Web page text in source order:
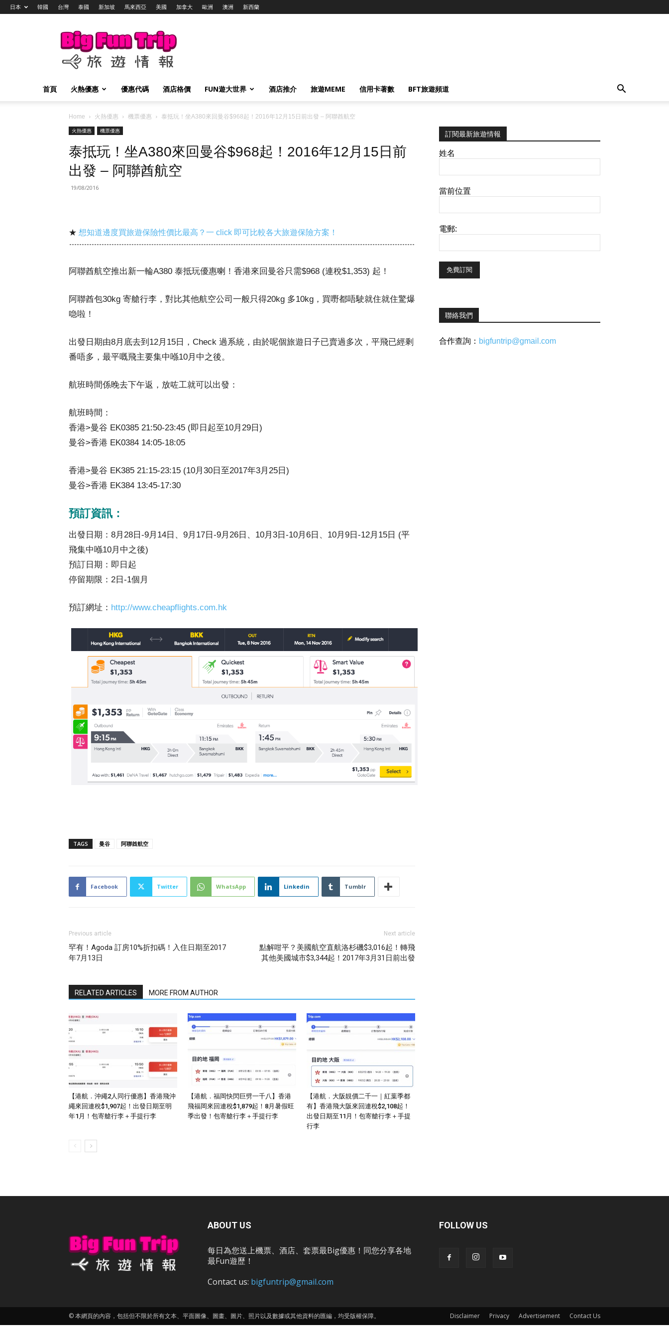
日本 韓國 台灣 泰國 新加坡 馬來西亞 美國 加拿大 歐洲 澳洲 新西蘭
Big
Trip
旅
情
報
首頁 火熱優惠 優惠代碼 酒店格價 FUN遊大世界 酒店推介 旅遊MEME 信用卡著數 BFT旅遊頻道
Home 火熱優惠 機票優惠
泰抵玩！坐A380來回曼谷$968起！2016年12月15日前出發 – 阿聯酋航空
火熱優惠
機票優惠
泰抵玩！坐A380來回曼谷$968起！2016年12月15日前
出發 – 阿聯酋航空
19/08/2016
★ 想知道邊度買旅遊保險性價比最高？一 click 即可比較各大旅遊保險方案！
阿聯酋航空推出新一輪A380 泰抵玩優惠喇！香港來回曼谷只需$968 (連稅$1,353) 起！
阿聯酋包30kg 寄艙行李，對比其他航空公司一般只得20kg 多10kg，買嘢都唔駛就住就住驚爆
喼啦！
出發日期由8月底去到12月15日，Check 過系統，由於呢個旅遊日子已賣過多次，平飛已經剩
番唔多，最平嘅飛主要集中喺10月中之後。
航班時間係晚去下午返，放咗工就可以出發：
航班時間：
香港>曼谷 EK0385 21:50-23:45 (即日起至10月29日)
曼谷>香港 EK0384 14:05-18:05
香港>曼谷 EK385 21:15-23:15 (10月30日至2017年3月25日)
曼谷>香港 EK384 13:45-17:30
預訂資訊：
出發日期：8月28日-9月14日、9月17日-9月26日、10月3日-10月6日、10月9日-12月15日 (平
飛集中喺10月中之後)
預訂日期：即日起
停留期限：2日-1個月
預訂網址： http://www.cheapflights.com.hk
TAGS 曼谷 阿聯酋航空
Facebook Twitter WhatsApp Linkedin Tumblr
Previous article
罕有！Agoda 訂房10%折扣碼！入住日期至2017
年7月13日
Next article
點解咁平？美國航空直航洛杉磯$3,016起！轉飛
其他美國城市$3,344起！2017年3月31日前出發
RELATED ARTICLES MORE FROM AUTHOR
【港航．沖繩2人同行優惠】香港飛沖
繩來回連稅$1,907起！出發日期至明
年1月！包寄艙行李＋手提行李
【港航．福岡快閃巨劈一千八】香港
飛福岡來回連稅$1,879起！8月暑假旺
季出發！包寄艙行李＋手提行李
【港航．大阪靚價二千一｜紅葉季都
有】香港飛大阪來回連稅$2,108起！
出發日期至11月！包寄艙行李＋手提
行李
訂閱最新旅遊情報
姓名
當前位置
電郵:
聯絡我們
合作查詢： bigfuntrip@gmail.com
ABOUT US
每日為您送上機票、酒店、套票最Big優惠！同您分享各地
最Fun遊歷！
Contact us: bigfuntrip@gmail.com
FOLLOW US
Disclaimer Privacy Advertisement Contact Us
© 本網頁的內容，包括但不限於所有文本、平面圖像、圖畫、圖片、照片以及數據或其他資料的匯編，均受版權保障。